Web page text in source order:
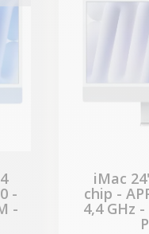
-
-
iMac
chip -
4,4 GHz